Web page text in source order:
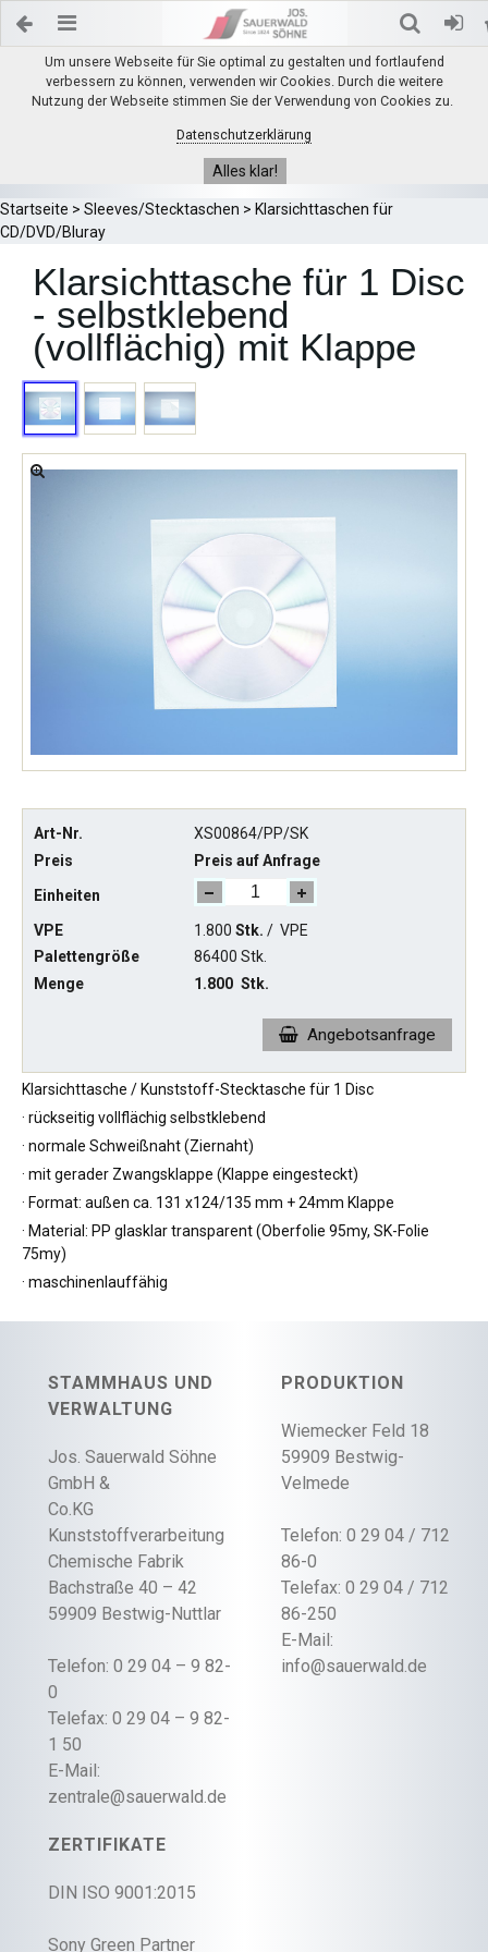
Um unsere Webseite für Sie optimal zu gestalten und fortlaufend
verbessern zu können, verwenden wir Cookies. Durch die weitere
Nutzung der Webseite stimmen Sie der Verwendung von Cookies zu.
Datenschutzerklärung
Alles klar!
Startseite > Sleeves/Stecktaschen > Klarsichttaschen für
CD/DVD/Bluray
Klarsichttasche für 1 Disc
- selbstklebend
(vollflächig) mit Klappe
Art-Nr.
XS00864/PP/SK
Preis
Preis auf Anfrage
Einheiten
VPE
1.800 Stk. / VPE
Palettengröße
86400 Stk.
Menge
1.800 Stk.
Angebotsanfrage
Klarsichttasche / Kunststoff-Stecktasche für 1 Disc
· rückseitig vollflächig selbstklebend
· normale Schweißnaht (Ziernaht)
· mit gerader Zwangsklappe (Klappe eingesteckt)
· Format: außen ca. 131 x124/135 mm + 24mm Klappe
· Material: PP glasklar transparent (Oberfolie 95my, SK-Folie
75my)
· maschinenlauffähig
STAMMHAUS UND
VERWALTUNG
Jos. Sauerwald Söhne
GmbH &
Co.KG
Kunststoffverarbeitung
Chemische Fabrik
Bachstraße 40 – 42
59909 Bestwig-Nuttlar
Telefon: 0 29 04 – 9 82-
0
Telefax: 0 29 04 – 9 82-
1 50
E-Mail:
zentrale@sauerwald.de
PRODUKTION
Wiemecker Feld 18
59909 Bestwig-
Velmede
Telefon: 0 29 04 / 712
86-0
Telefax: 0 29 04 / 712
86-250
E-Mail:
info@sauerwald.de
ZERTIFIKATE
DIN ISO 9001:2015
Sony Green Partner